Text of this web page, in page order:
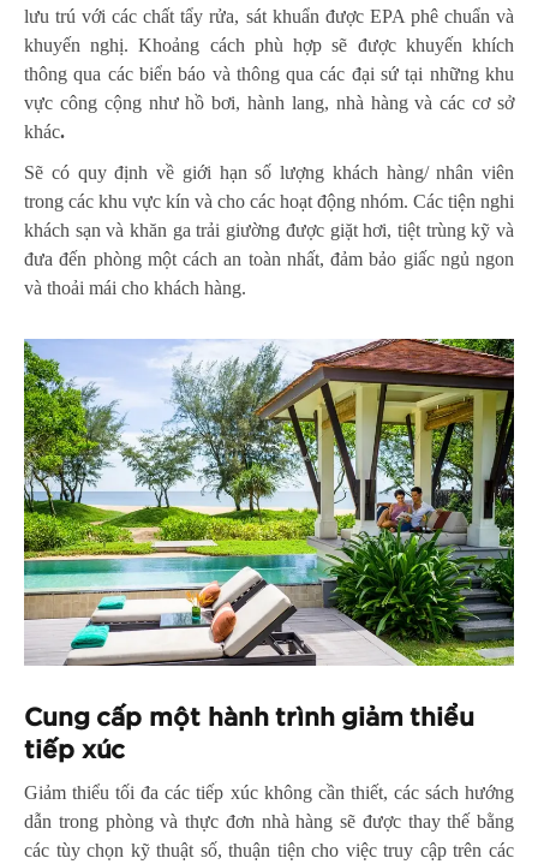
lưu trú với các chất tẩy rửa, sát khuẩn được EPA phê chuẩn và
khuyến nghị. Khoảng cách phù hợp sẽ được khuyến khích
thông qua các biển báo và thông qua các đại sứ tại những khu
vực công cộng như hồ bơi, hành lang, nhà hàng và các cơ sở
khác.
Sẽ có quy định về giới hạn số lượng khách hàng/ nhân viên
trong các khu vực kín và cho các hoạt động nhóm. Các tiện nghi
khách sạn và khăn ga trải giường được giặt hơi, tiệt trùng kỹ và
đưa đến phòng một cách an toàn nhất, đảm bảo giấc ngủ ngon
và thoải mái cho khách hàng.
Cung cấp một hành trình giảm thiểu
tiếp xúc
Giảm thiểu tối đa các tiếp xúc không cần thiết, các sách hướng
dẫn trong phòng và thực đơn nhà hàng sẽ được thay thế bằng
các tùy chọn kỹ thuật số, thuận tiện cho việc truy cập trên các